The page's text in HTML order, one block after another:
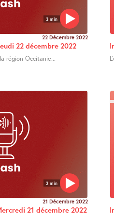
3 min
22 Décembre 2022
22 décembre 2022
région Occitanie...
2 min
21 Décembre 2022
21 décembre 2022